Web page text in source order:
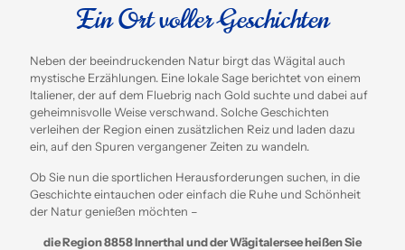
Ein Ort voller Geschichten
Neben der beeindruckenden Natur birgt das Wägital auch
mystische Erzählungen. Eine lokale Sage berichtet von einem
Italiener, der auf dem Fluebrig nach Gold suchte und dabei auf
geheimnisvolle Weise verschwand. Solche Geschichten
verleihen der Region einen zusätzlichen Reiz und laden dazu
ein, auf den Spuren vergangener Zeiten zu wandeln.
Ob Sie nun die sportlichen Herausforderungen suchen, in die
Geschichte eintauchen oder einfach die Ruhe und Schönheit
der Natur genießen möchten –
die Region 8858 Innerthal und der Wägitalersee heißen Sie